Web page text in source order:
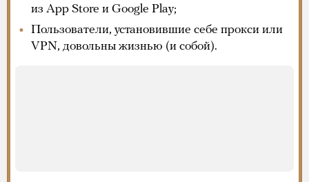
из App Store и Google Play;
Пользователи, установившие себе прокси или
VPN, довольны жизнью (и собой).